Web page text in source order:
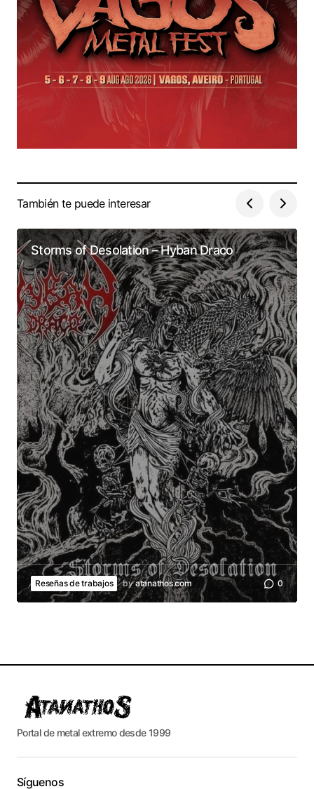
También te puede interesar
Storms of Desolation – Hyban Draco
Reseñas de trabajos byatanathos.com 0
Portal de metal extremo desde 1999
Síguenos